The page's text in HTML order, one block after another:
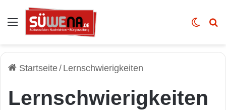
Auswahl Skin
Startseite/ Lernschwierigkeiten
Lernschwierigkeiten